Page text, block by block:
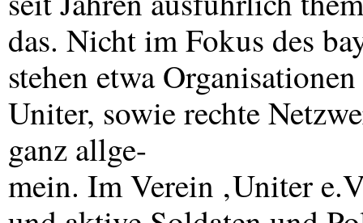
das. Nicht im Fokus des
stehen etwa
Uniter, sowie rechte
ganz allge-
mein. Im Verein ‚Uniter